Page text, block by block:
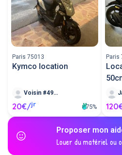
Paris 75013
Kymco location
Voisin #495600
20€/jr 75%
Paris
Proposer mon
Louer du matériel ou